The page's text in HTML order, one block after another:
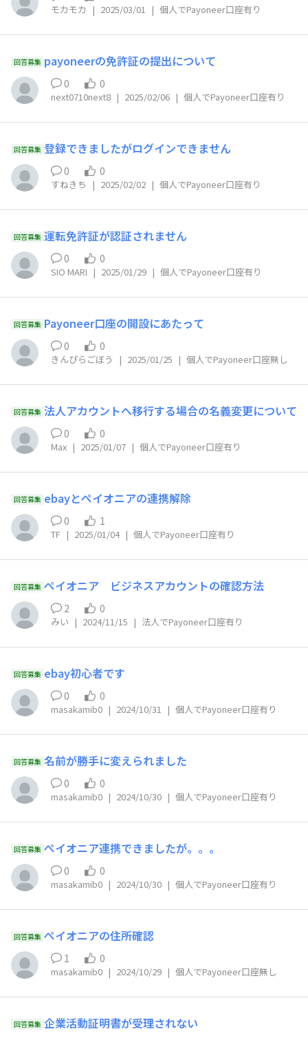
モカモカ | 2025/03/01 | 個人でPayoneer口座有り
回答募集 payoneerの免許証の提出について
0 0
next0710next8 | 2025/02/06 | 個人でPayoneer口座有り
回答募集 登録できましたがログインできません
0 0
すねきち | 2025/02/02 | 個人でPayoneer口座有り
回答募集 運転免許証が認証されません
0 0
SIO MARI | 2025/01/29 | 個人でPayoneer口座有り
回答募集 Payoneer口座の開設にあたって
0 0
きんぴらごぼう | 2025/01/25 | 個人でPayoneer口座無し
回答募集 法人アカウントへ移行する場合の名義変更について
0 0
Max | 2025/01/07 | 個人でPayoneer口座有り
回答募集 ebayとペイオニアの連携解除
0 1
TF | 2025/01/04 | 個人でPayoneer口座有り
回答募集 ペイオニア ビジネスアカウントの確認方法
2 0
みい | 2024/11/15 | 法人でPayoneer口座有り
回答募集 ebay初心者です
0 0
masakamib0 | 2024/10/31 | 個人でPayoneer口座有り
回答募集 名前が勝手に変えられました
0 0
masakamib0 | 2024/10/30 | 個人でPayoneer口座有り
回答募集 ぺイオニア連携できましたが。。。
0 0
masakamib0 | 2024/10/30 | 個人でPayoneer口座有り
回答募集 ぺイオニアの住所確認
1 0
masakamib0 | 2024/10/29 | 個人でPayoneer口座無し
回答募集 企業活動証明書が受理されない